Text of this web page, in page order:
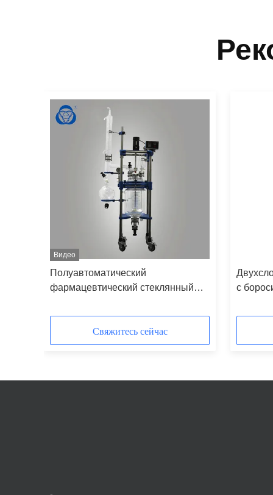
Видео
Полуавтоматический
фармацевтический стеклянный
стеклом G3.3 для промышленного
использованияСвяжитесь сейчас
с
для